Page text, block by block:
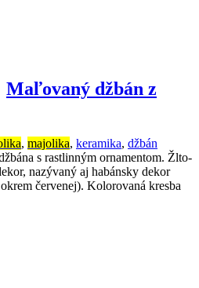
Maľovaný džbán z
, majolika, keramika, džbán
s rastlinným ornamentom. Žlto-
nazývaný aj habánsky dekor
červenej). Kolorovaná kresba